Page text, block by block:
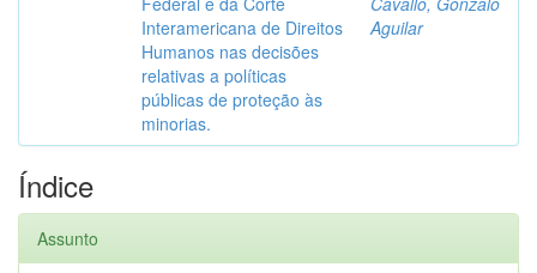
Interamericana de Direitos
Humanos nas decisões
relativas a políticas
públicas de proteção às
minorias.
Aguilar
Índice
Assunto